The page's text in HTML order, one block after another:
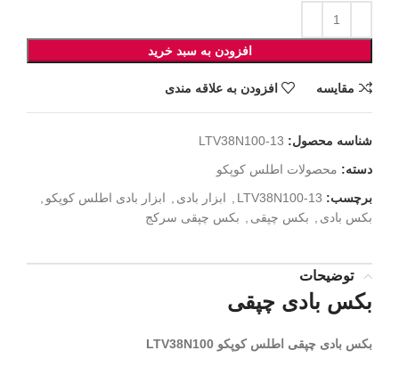
افزودن به سبد خرید
مقايسه افزودن به علاقه مندی
شناسه محصول: LTV38N100-13
دسته: محصولات اطلس کوپکو
برچسب: LTV38N100-13 ابزار بادی ابزار بادی اطلس کوپکو
بکس بادی
بکس چپقی بکس چپقی سرکج
توضیحات
بکس بادی چپقی
بکس بادی چپقی اطلس کوپکو LTV38N100